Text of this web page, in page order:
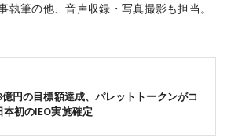
執筆の他、音声収録・写真撮影も担当。
円の目標額達成、パレットトークンがコ
初のIEO実施確定